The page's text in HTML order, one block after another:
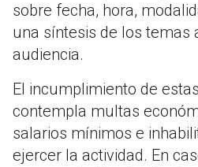
sobre fecha, hora,
una síntesis de los temas
audiencia.
El incumplimiento de
contempla multas
salarios mínimos e
ejercer la actividad. En